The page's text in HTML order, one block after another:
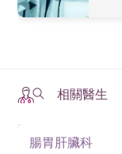
服用刺激腸胃
吸煙
酗酒
要接受進一步
上消化系統疾
相關醫生
腸胃肝臟科